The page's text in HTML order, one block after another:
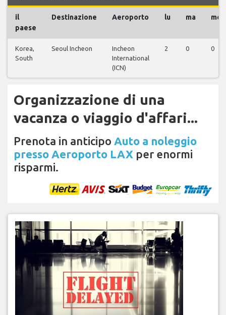
il
paese
Destinazione Aeroporto lu ma me
Korea,
South
Seoul Incheon
Incheon
International
(ICN)
2 0 0
Organizzazione di una
vacanza o viaggio d'affari...
Prenota in anticipo Auto a noleggio
presso Aeroporto LAX per enormi
risparmi.